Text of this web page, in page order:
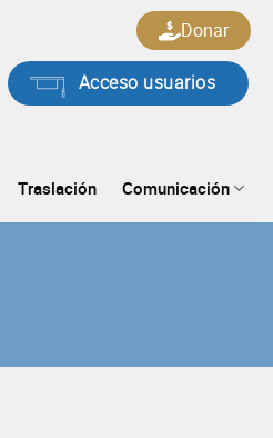
Acceso usuarios
Donar
Traslación Comunicación